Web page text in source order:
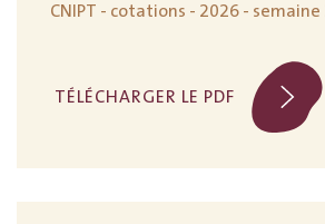
CNIPT - cotations - 2026 - semaine
TÉLÉCHARGER LE PDF